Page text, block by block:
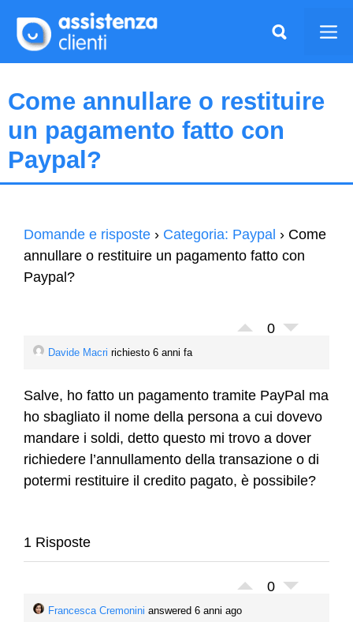
contenuto
Come annullare o restituire
un pagamento fatto con
Paypal?
Domande e risposte › Categoria: Paypal › Come
annullare o restituire un pagamento fatto con
Paypal?
0
Davide Macri richiesto 6 anni fa
Salve, ho fatto un pagamento tramite PayPal ma
ho sbagliato il nome della persona a cui dovevo
mandare i soldi, detto questo mi trovo a dover
richiedere l’annullamento della transazione o di
potermi restituire il credito pagato, è possibile?
1 Risposte
0
Francesca Cremonini answered 6 anni ago